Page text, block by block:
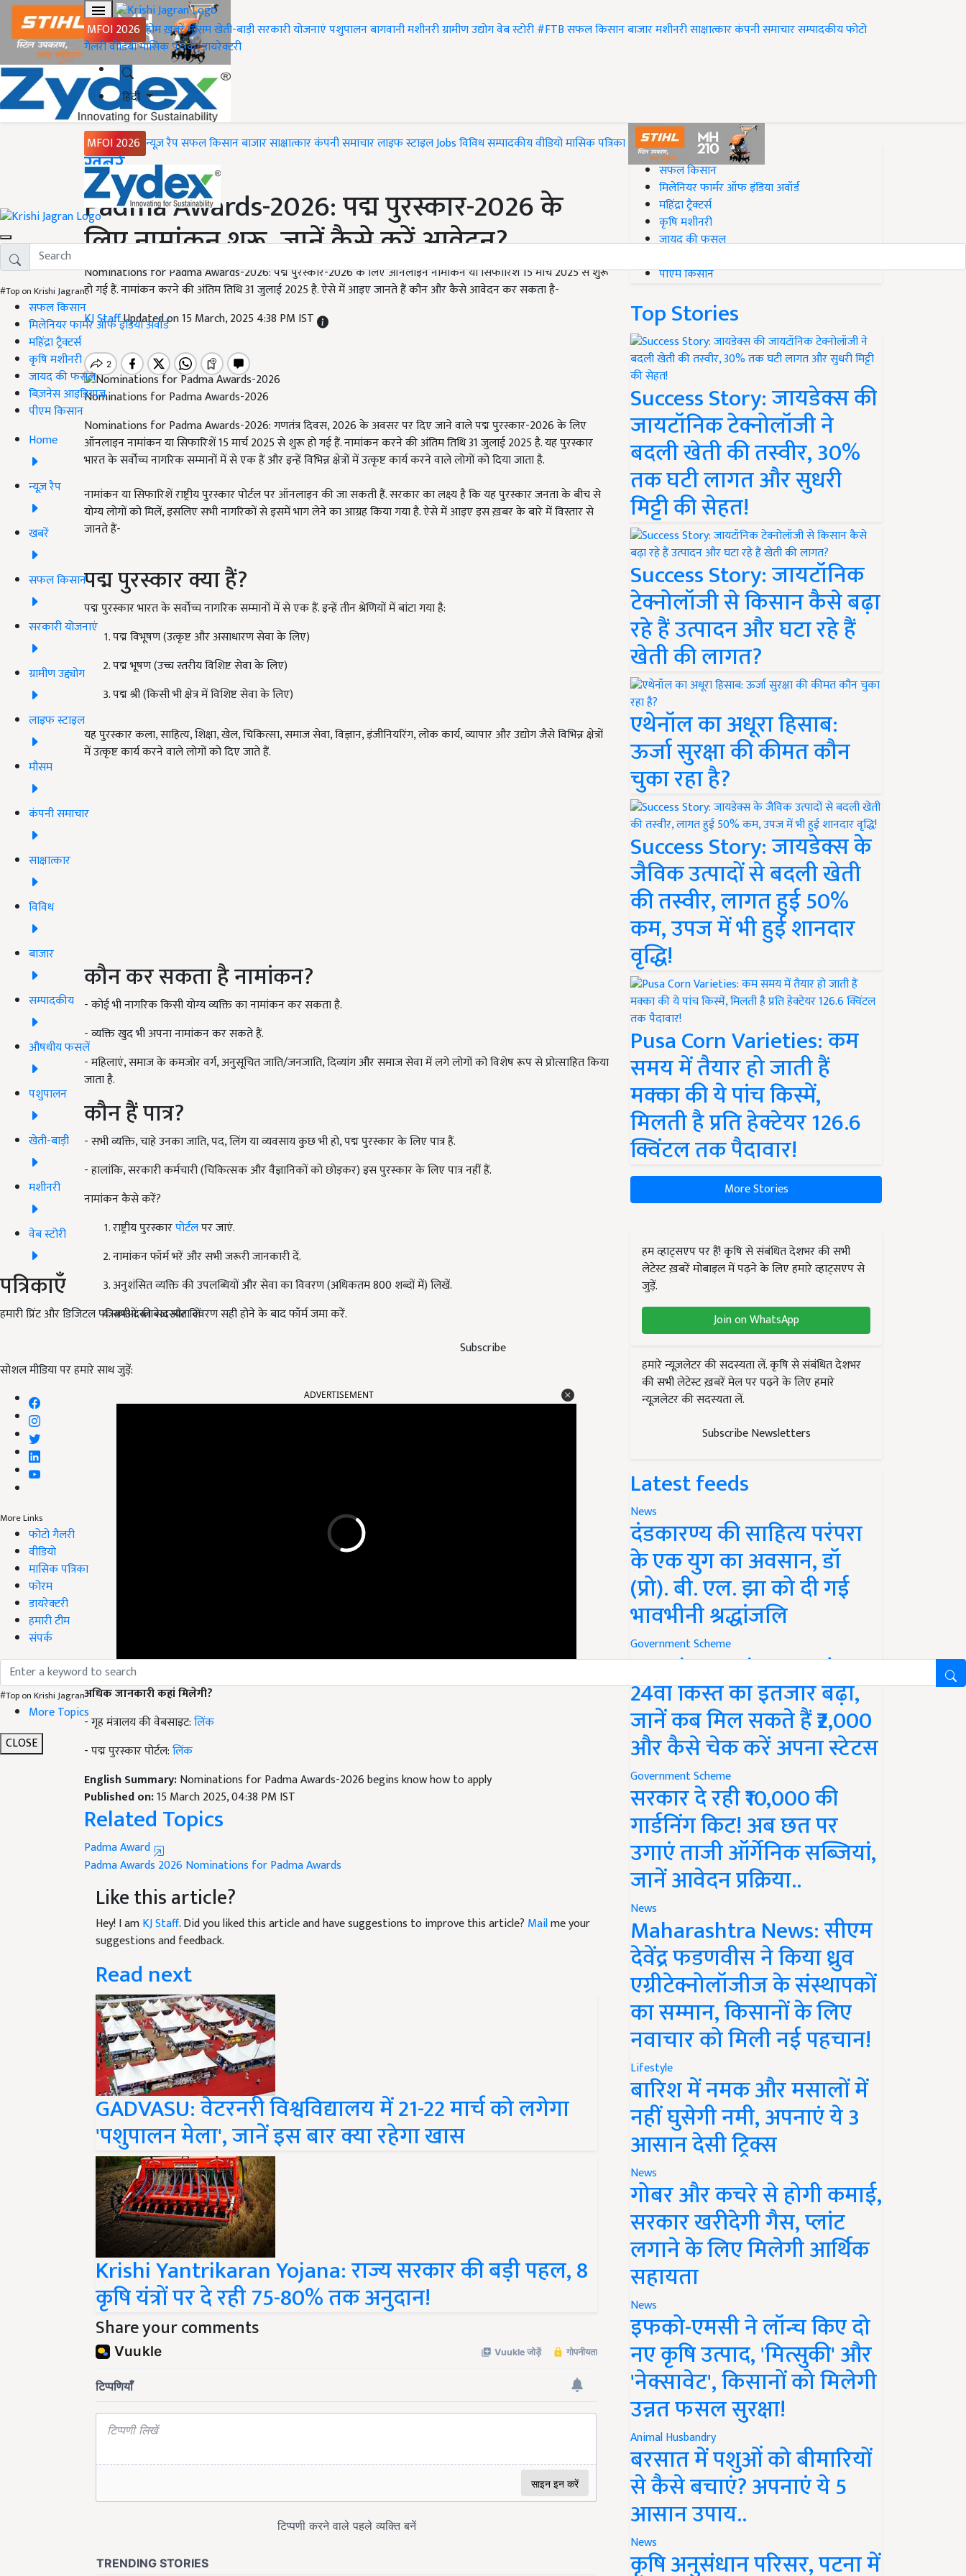
MFOI 2026 होमख़बरेंमौसमखेती-बाड़ीसरकारी योजनाएंपशुपालनबागवानीमशीनरीग्रामीण उद्योगवेब स्टोरी#FTBसफल किसानबाजारमशीनरीसाक्षात्कारकंपनी समाचारसम्पादकीयफोटो
गैलरीवीडियोमासिक पत्रिकाडायरेक्टरी
हिंदी
MFOI 2026 न्यूज़ रैपसफल किसानबाजारसाक्षात्कारकंपनी समाचारलाइफ स्टाइलJobsविविधसम्पादकीयवीडियोमासिक पत्रिका
#Top on Krishi Jagran
सफल किसान
मिलेनियर फार्मर ऑफ इंडिया अवॉर्ड
महिंद्रा ट्रैक्टर्स
कृषि मशीनरी
जायद की फसल
बिज़नेस आइडियाज
पीएम किसान
Home
न्यूज़ रैप
खबरें
सफल किसान
सरकारी योजनाएं
ग्रामीण उद्द्योग
लाइफ स्टाइल
मौसम
कंपनी समाचार
साक्षात्कार
विविध
बाजार
सम्पादकीय
औषधीय फसलें
पशुपालन
खेती-बाड़ी
मशीनरी
वेब स्टोरी
पत्रिकाएँ
हमारी प्रिंट और डिजिटल पत्रिकाओं की सदस्यता लें
Subscribe
सोशल मीडिया पर हमारे साथ जुड़ें:
More Links
फोटो गैलरी
वीडियो
मासिक पत्रिका
फोरम
डायरेक्टरी
हमारी टीम
संपर्क
#Top on Krishi Jagran
More Topics
CLOSE
Home
ख़बरें
Padma Awards-2026: पद्म पुरस्कार-2026 के
लिए नामांकन शुरू, जानें कैसे करें आवेदन?
Nominations for Padma Awards-2026: पद्म पुरस्कार-2026 के लिए ऑनलाइन नामांकन या सिफारिशें 15 मार्च 2025 से शुरू
हो गई हैं. नामांकन करने की अंतिम तिथि 31 जुलाई 2025 है. ऐसे में आइए जानते हैं कौन और कैसे आवेदन कर सकता है-
KJ StaffUpdated on 15 March, 2025 4:38 PM IST
Nominations for Padma Awards-2026
Nominations for Padma Awards-2026: गणतंत्र दिवस, 2026 के अवसर पर दिए जाने वाले पद्म पुरस्कार-2026 के लिए
ऑनलाइन नामांकन या सिफारिशें 15 मार्च 2025 से शुरू हो गई हैं. नामांकन करने की अंतिम तिथि 31 जुलाई 2025 है. यह पुरस्कार
भारत के सर्वोच्च नागरिक सम्मानों में से एक हैं और इन्हें विभिन्न क्षेत्रों में उत्कृष्ट कार्य करने वाले लोगों को दिया जाता है.
नामांकन या सिफारिशें राष्ट्रीय पुरस्कार पोर्टल पर ऑनलाइन की जा सकती हैं. सरकार का लक्ष्य है कि यह पुरस्कार जनता के बीच से
योग्य लोगों को मिलें, इसलिए सभी नागरिकों से इसमें भाग लेने का आग्रह किया गया है. ऐसे में आइए इस ख़बर के बारे में विस्तार से
जानते हैं-
पद्म पुरस्कार क्या हैं?
पद्म पुरस्कार भारत के सर्वोच्च नागरिक सम्मानों में से एक हैं. इन्हें तीन श्रेणियों में बांटा गया है:
पद्म विभूषण (उत्कृष्ट और असाधारण सेवा के लिए)
पद्म भूषण (उच्च स्तरीय विशिष्ट सेवा के लिए)
पद्म श्री (किसी भी क्षेत्र में विशिष्ट सेवा के लिए)
यह पुरस्कार कला, साहित्य, शिक्षा, खेल, चिकित्सा, समाज सेवा, विज्ञान, इंजीनियरिंग, लोक कार्य, व्यापार और उद्योग जैसे विभिन्न क्षेत्रों
में उत्कृष्ट कार्य करने वाले लोगों को दिए जाते हैं.
कौन कर सकता है नामांकन?
- कोई भी नागरिक किसी योग्य व्यक्ति का नामांकन कर सकता है.
- व्यक्ति खुद भी अपना नामांकन कर सकते हैं.
- महिलाएं, समाज के कमजोर वर्ग, अनुसूचित जाति/जनजाति, दिव्यांग और समाज सेवा में लगे लोगों को विशेष रूप से प्रोत्साहित किया
जाता है.
कौन हैं पात्र?
- सभी व्यक्ति, चाहे उनका जाति, पद, लिंग या व्यवसाय कुछ भी हो, पद्म पुरस्कार के लिए पात्र हैं.
- हालांकि, सरकारी कर्मचारी (चिकित्सक और वैज्ञानिकों को छोड़कर) इस पुरस्कार के लिए पात्र नहीं हैं.
नामांकन कैसे करें?
राष्ट्रीय पुरस्कारपोर्टलपर जाएं.
नामांकन फॉर्म भरें और सभी जरूरी जानकारी दें.
अनुशंसित व्यक्ति की उपलब्धियों और सेवा का विवरण (अधिकतम 800 शब्दों में) लिखें.
सभी दस्तावेज और विवरण सही होने के बाद फॉर्म जमा करें.
अधिक जानकारी कहां मिलेगी?
- गृह मंत्रालय की वेबसाइट:
- पद्म पुरस्कार पोर्टल:
English Summary:
Published on:15 March 2025, 04:38 PM IST
Related Topics
Padma Award
Padma Awards 2026
Like this article?
Hey! I amKJ Staff. Did you liked this article and have suggestions to improve this article?
suggestions and feedback.
Read next
GADVASU: वेटरनरी विश्वविद्यालय में 21-22 मार्च को लगेगा
'पशुपालन मेला', जानें इस बार क्या रहेगा खास
Krishi Yantrikaran Yojana: राज्य सरकार की बड़ी पहल, 8
कृषि यंत्रों पर दे रही 75-80% तक अनुदान!
Share your comments
#Top on Krishi Jagran
सफल किसान
मिलेनियर फार्मर ऑफ इंडिया अवॉर्ड
महिंद्रा ट्रैक्टर्स
कृषि मशीनरी
जायद की फसल
पीएम किसान
Top Stories
Success Story: जायडेक्स की
जायटॉनिक टेक्नोलॉजी ने
बदली खेती की तस्वीर, 30%
तक घटी लागत और सुधरी
मिट्टी की सेहत!
Success Story: जायटॉनिक
टेक्नोलॉजी से किसान कैसे बढ़ा
रहे हैं उत्पादन और घटा रहे हैं
खेती की लागत?
एथेनॉल का अधूरा हिसाब:
ऊर्जा सुरक्षा की कीमत कौन
चुका रहा है?
Success Story: जायडेक्स के
जैविक उत्पादों से बदली खेती
की तस्वीर, लागत हुई 50%
कम, उपज में भी हुई शानदार
वृद्धि!
Pusa Corn Varieties: कम
समय में तैयार हो जाती हैं
मक्का की ये पांच किस्में,
मिलती है प्रति हेक्टेयर 126.6
क्विंटल तक पैदावार!
More Stories
हम व्हाट्सएप पर हैं! कृषि से संबंधित देशभर की सभी
लेटेस्ट ख़बरें मोबाइल में पढ़ने के लिए हमारे व्हाट्सएप से
जुड़ें.
Join on WhatsApp
हमारे न्यूज़लेटर की सदस्यता लें. कृषि से संबंधित देशभर
की सभी लेटेस्ट ख़बरें मेल पर पढ़ने के लिए हमारे
न्यूज़लेटर की सदस्यता लें.
Subscribe Newsletters
Latest feeds
News
दंडकारण्य की साहित्य परंपरा
के एक युग का अवसान, डॉ
(प्रो). बी. एल. झा को दी गई
भावभीनी श्रद्धांजलि
Government Scheme
PM Kisan Yojana Update:
24वीं किस्त का इंतजार बढ़ा,
जानें कब मिल सकते हैं ₹2,000
और कैसे चेक करें अपना स्टेटस
Government Scheme
सरकार दे रही ₹10,000 की
गार्डनिंग किट! अब छत पर
उगाएं ताजी ऑर्गेनिक सब्जियां,
जानें आवेदन प्रक्रिया..
News
Maharashtra News: सीएम
देवेंद्र फडणवीस ने किया ध्रुव
एग्रीटेक्नोलॉजीज के संस्थापकों
का सम्मान, किसानों के लिए
नवाचार को मिली नई पहचान!
Lifestyle
बारिश में नमक और मसालों में
नहीं घुसेगी नमी, अपनाएं ये 3
आसान देसी ट्रिक्स
News
गोबर और कचरे से होगी कमाई,
सरकार खरीदेगी गैस, प्लांट
लगाने के लिए मिलेगी आर्थिक
सहायता
News
इफको-एमसी ने लॉन्च किए दो
नए कृषि उत्पाद, 'मित्सुकी' और
'नेक्सावेट', किसानों को मिलेगी
उन्नत फसल सुरक्षा!
Animal Husbandry
बरसात में पशुओं को बीमारियों
से कैसे बचाएं? अपनाएं ये 5
आसान उपाय..
News
कृषि अनुसंधान परिसर, पटना में